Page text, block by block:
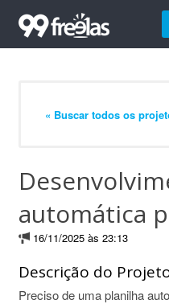
« Buscar todos os
automática
16/11/2025 às 23:13
Descrição do
Preciso de uma planilha